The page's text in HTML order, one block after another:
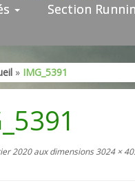
Section
» IMG_5391
2020aux dimensions3024 ×